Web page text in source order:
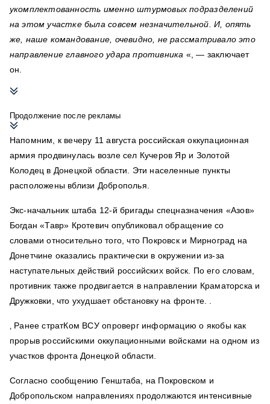
укомплектованность именно штурмовых подразделений
на этом участке была совсем незначительной. И, опять
же, наше командование, очевидно, не рассматривало это
направление главного удара противника «, — заключает
он.
Продолжение после рекламы
Напомним, к вечеру 11 августа российская оккупационная
армия продвинулась возле сел Кучеров Яр и Золотой
Колодец в Донецкой области. Эти населенные пункты
расположены вблизи Доброполья.
Экс-начальник штаба 12-й бригады спецназначения «Азов»
Богдан «Тавр» Кротевич опубликовал обращениесо
словами относительно того, что Покровск и Мирноград на
Донетчине оказались практически в окружении из-за
наступательных действий российских войск. По его словам,
противник также продвигается в направлении Краматорска и
Дружковки, что ухудшает обстановку на фронте. .
‚ Ранее стратКом ВСУопроверг информациюо якобы как
прорыв российскими оккупационными войсками на одном из
участков фронта Донецкой области.
Согласно сообщению Генштаба, на Покровском и
Добропольском направлениях продолжаются интенсивные